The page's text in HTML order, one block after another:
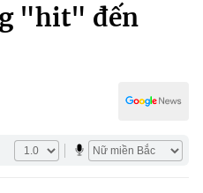
"hit" đến